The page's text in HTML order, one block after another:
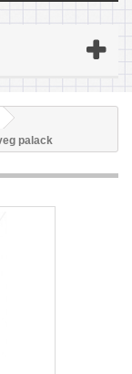
palack